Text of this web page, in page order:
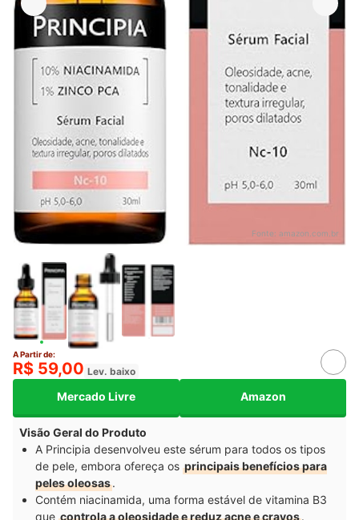
Fonte: amazon.com.br
A Partir de:
R$ 59,00 Lev. baixo
Mercado Livre Amazon
Visão Geral do Produto
A Principia desenvolveu este sérum para todos os tipos
de pele, embora ofereça os principais benefícios para
peles oleosas.
Contém niacinamida, uma forma estável de vitamina B3
que controla a oleosidade e reduz acne e cravos.